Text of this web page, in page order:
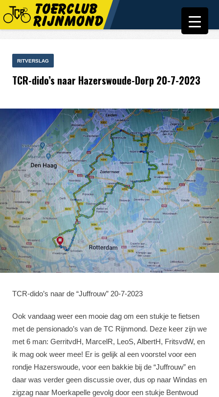
RITVERSLAG
TCR-dido’s naar Hazerswoude-Dorp 20-7-2023
TCR-dido’s naar de “Juffrouw” 20-7-2023
Ook vandaag weer een mooie dag om een stukje te fietsen
met de pensionado’s van de TC Rijnmond. Deze keer zijn we
met 6 man: GerritvdH, MarcelR, LeoS, AlbertH, FritsvdW, en
ik mag ook weer mee! Er is gelijk al een voorstel voor een
rondje Hazerswoude, voor een bakkie bij de “Juffrouw” en
daar was verder geen discussie over, dus op naar Windas en
zigzag naar Moerkapelle gevolg door een stukje Bentwoud